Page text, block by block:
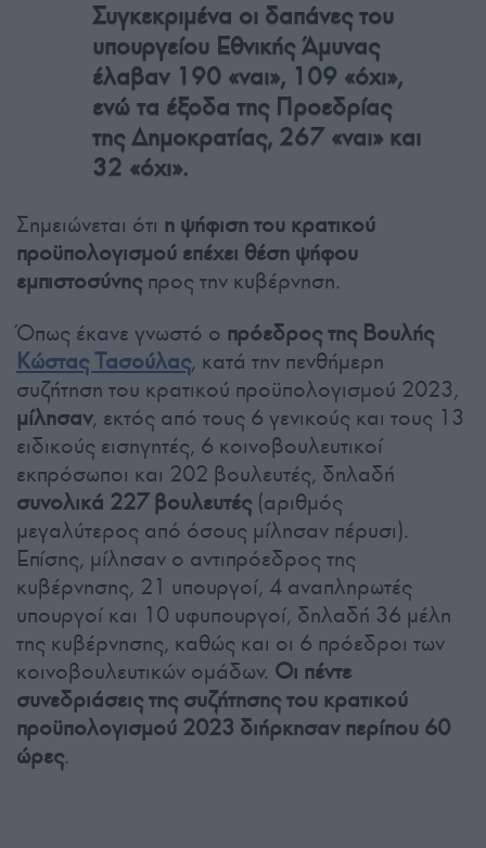
Συγκεκριμένα οι δαπάνες του
υπουργείου Εθνικής Άμυνας
έλαβαν 190 «ναι», 109 «όχι»,
ενώ τα έξοδα της Προεδρίας
της Δημοκρατίας, 267 «ναι» και
32 «όχι».
Σημειώνεται ότι η ψήφιση του κρατικού
προϋπολογισμού επέχει θέση ψήφου
εμπιστοσύνηςπρος την κυβέρνηση.
Όπως έκανε γνωστό ο πρόεδρος της Βουλής
Κώστας Τασούλας, κατά την πενθήμερη
συζήτηση του κρατικού προϋπολογισμού 2023,
μίλησαν, εκτός από τους 6 γενικούς και τους 13
ειδικούς εισηγητές, 6 κοινοβουλευτικοί
εκπρόσωποι και 202 βουλευτές, δηλαδή
συνολικά 227 βουλευτές(αριθμός
μεγαλύτερος από όσους μίλησαν πέρυσι).
Επίσης, μίλησαν ο αντιπρόεδρος της
κυβέρνησης, 21 υπουργοί, 4 αναπληρωτές
υπουργοί και 10 υφυπουργοί, δηλαδή 36 μέλη
της κυβέρνησης, καθώς και οι 6 πρόεδροι των
κοινοβουλευτικών ομάδων. Οι πέντε
συνεδριάσεις της συζήτησης του κρατικού
προϋπολογισμού 2023 διήρκησαν περίπου 60
ώρες.